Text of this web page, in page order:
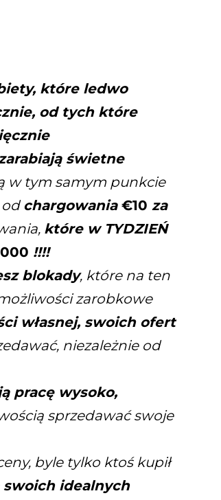
które ledwo
od tych które
świetne
w tym samym punkcie
odchargowania€10za
które w TYDZIEŃ
!!!!
blokady, które na ten
zarobkowe
własnej, swoich ofert
niezależnie od
pracę wysoko,
sprzedawać swoje
byle tylko ktoś kupił
swoich idealnych